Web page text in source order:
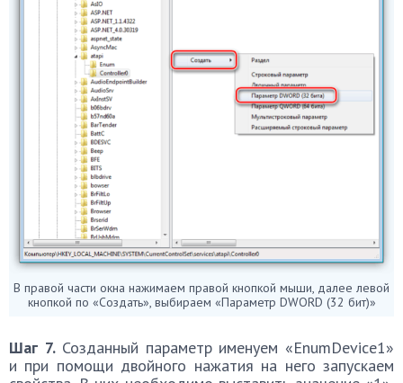
В правой части окна нажимаем правой кнопкой мыши, далее левой
кнопкой по «Создать», выбираем «Параметр DWORD (32 бит)»
Шаг 7.Созданный параметр именуем «EnumDevice1»
и при помощи двойного нажатия на него запускаем